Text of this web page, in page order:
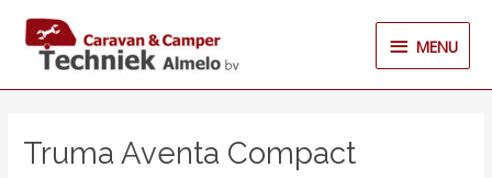
naar
inhoud
MENU
MENU
Truma Aventa Compact